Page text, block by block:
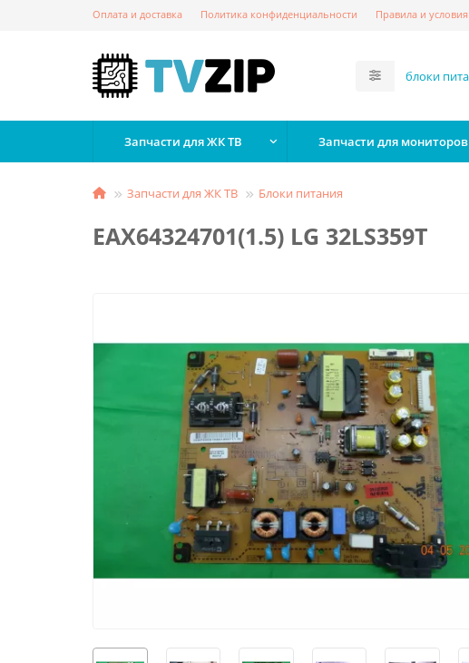
Оплата и доставка Политика конфиденциальности Правила и условия
Запчасти для ЖК ТВ Запчасти для мониторов
Запчасти для ЖК ТВ Блоки питания
EAX64324701(1.5) LG 32LS359T